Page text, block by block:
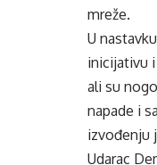
mreže.
U
inicijativu
ali su
napade i
izvođenju
Udarac